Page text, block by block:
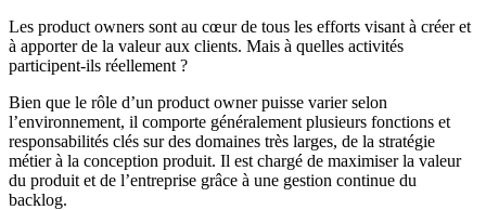
Les product owners sont au cœur de tous les efforts visant à créer et
à apporter de la valeur aux clients. Mais à quelles activités
participent-ils réellement ?
Bien que le rôle d’un product owner puisse varier selon
l’environnement, il comporte généralement plusieurs fonctions et
responsabilités clés sur des domaines très larges, de la stratégie
métier à la conception produit. Il est chargé de maximiser la valeur
du produit et de l’entreprise grâce à une gestion continue du
backlog.